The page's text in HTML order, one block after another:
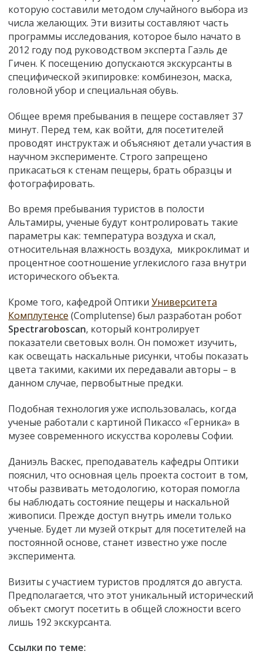
которую составили методом случайного выбора из
числа желающих. Эти визиты составляют часть
программы исследования, которое было начато в
2012 году под руководством эксперта Гаэль де
Гичен. К посещению допускаются экскурсанты в
специфической экипировке: комбинезон, маска,
головной убор и специальная обувь.
Общее время пребывания в пещере составляет 37
минут. Перед тем, как войти, для посетителей
проводят инструктаж и объясняют детали участия в
научном эксперименте. Строго запрещено
прикасаться к стенам пещеры, брать образцы и
фотографировать.
Во время пребывания туристов в полости
Альтамиры, ученые будут контролировать такие
параметры как: температура воздуха и скал,
относительная влажность воздуха, микроклимат и
процентное соотношение углекислого газа внутри
исторического объекта.
Кроме того, кафедрой Оптики Университета
Комплутенсе (Complutense) был разработан робот
Spectraroboscan, который контролирует
показатели световых волн. Он поможет изучить,
как освещать наскальные рисунки, чтобы показать
цвета такими, какими их передавали авторы – в
данном случае, первобытные предки.
Подобная технология уже использовалась, когда
ученые работали с картиной Пикассо «Герника» в
музее современного искусства королевы Софии.
Даниэль Васкес, преподаватель кафедры Оптики
пояснил, что основная цель проекта состоит в том,
чтобы развивать методологию, которая помогла
бы наблюдать состояние пещеры и наскальной
живописи. Прежде доступ внутрь имели только
ученые. Будет ли музей открыт для посетителей на
постоянной основе, станет известно уже после
эксперимента.
Визиты с участием туристов продлятся до августа.
Предполагается, что этот уникальный исторический
объект смогут посетить в общей сложности всего
лишь 192 экскурсанта.
Ссылки по теме: